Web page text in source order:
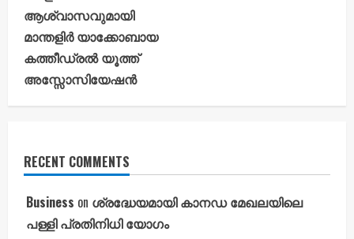
ആശ്വാസവുമായി
മാന്തളിർ യാക്കോബായ
കത്തീഡ്രൽ യൂത്ത്
അസ്സോസിയേഷൻ
RECENT COMMENTS
Business on ശ്രദ്ധേയമായി കാനഡ മേഖലയിലെ
പള്ളി പ്രതിനിധി യോഗം